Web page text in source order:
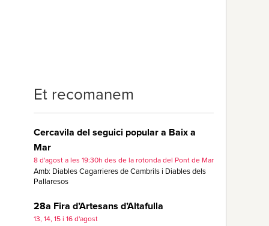
Et recomanem
Cercavila del seguici popular a Baix a
Mar
8 d'agost a les 19:30h des de la rotonda del Pont de Mar
Amb: Diables Cagarrieres de Cambrils i Diables dels
Pallaresos
28a Fira d’Artesans d’Altafulla
13, 14, 15 i 16 d'agost